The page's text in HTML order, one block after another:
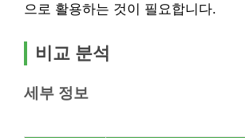
으로 활용하는 것이 필요합니다.
비교 분석
세부 정보